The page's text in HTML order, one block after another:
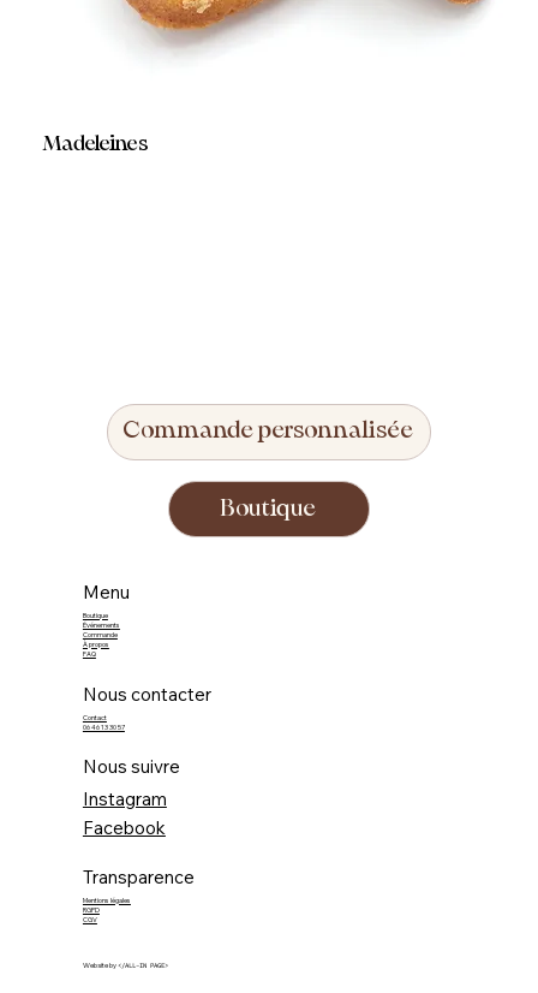
Madeleines
Commande personnalisée
Boutique
Menu
Boutique
Événements
Commande
À propos
FAQ
Nous contacter
Contact
06 46 13 30 57
Nous suivre
Instagram
Facebook
Transparence
Mentions légales
RGPD
CGV
Website by</ALL-IN PAGE>